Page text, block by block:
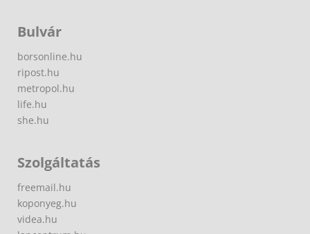
Bulvár
borsonline.hu
ripost.hu
metropol.hu
life.hu
she.hu
Szolgáltatás
freemail.hu
koponyeg.hu
videa.hu